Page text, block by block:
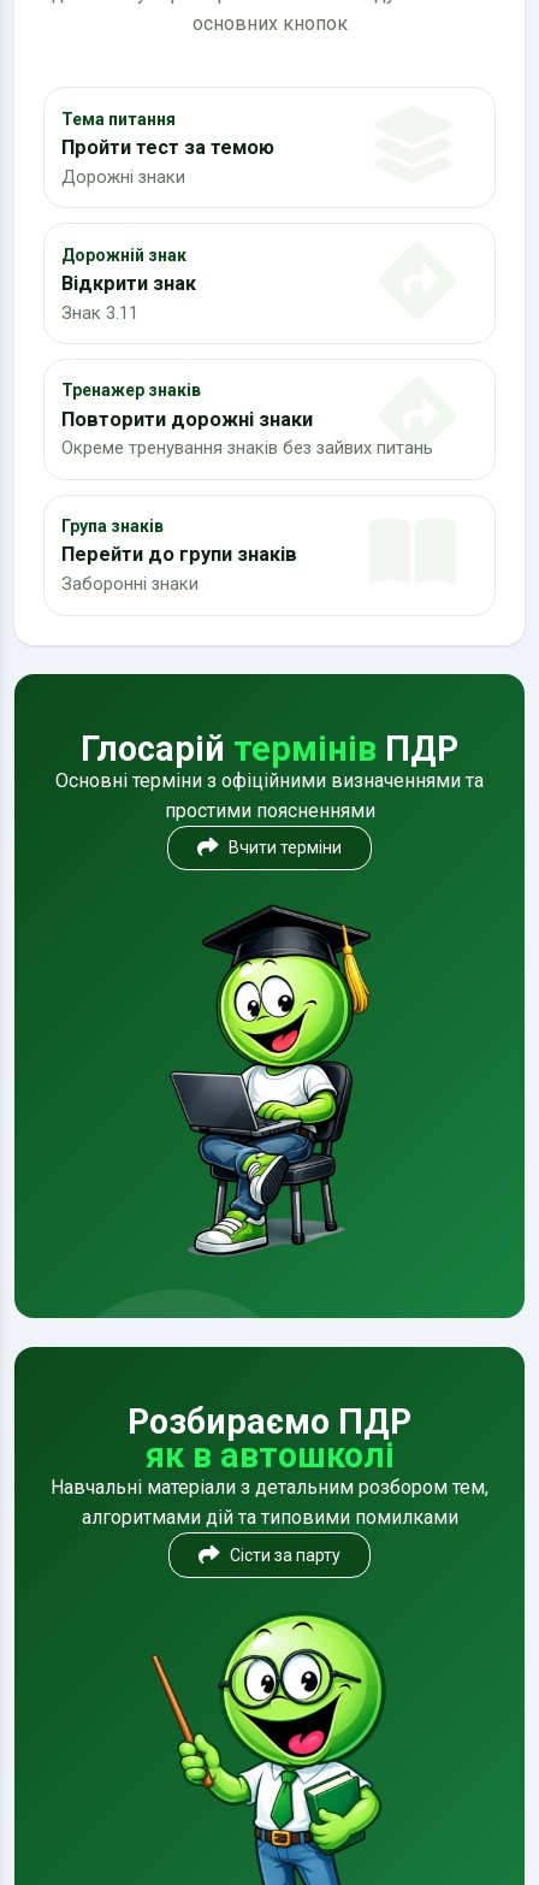
основних кнопок
Тема питання
Пройти тест за темою
Дорожні знаки
Дорожній знак
Відкрити знак
Знак 3.11
Тренажер знаків
Повторити дорожні знаки
Окреме тренування знаків без зайвих питань
Група знаків
Перейти до групи знаків
Заборонні знаки
Глосарій термінів ПДР
Основні терміни з офіційними визначеннями та
простими поясненнями
Вчити терміни
Розбираємо ПДР
як в автошколі
Навчальні матеріали з детальним розбором тем,
алгоритмами дій та типовими помилками
Сісти за парту